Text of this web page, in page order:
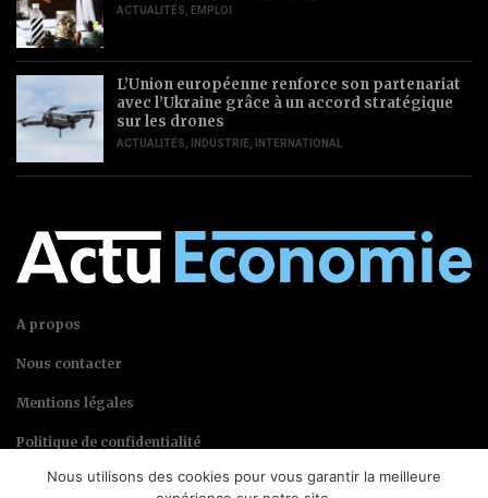
ACTUALITÉS, EMPLOI
L’Union européenne renforce son partenariat
avec l’Ukraine grâce à un accord stratégique
sur les drones
ACTUALITÉS, INDUSTRIE, INTERNATIONAL
A propos
Nous contacter
Mentions légales
Politique de confidentialité
Nous utilisons des cookies pour vous garantir la meilleure